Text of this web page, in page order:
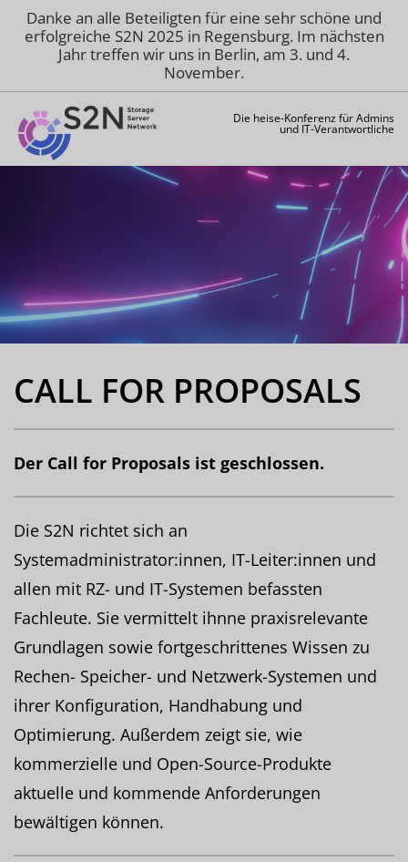
Danke an alle Beteiligten für eine sehr schöne und
erfolgreiche S2N 2025 in Regensburg. Im nächsten
Jahr treffen wir uns in Berlin, am 3. und 4.
November.
Die heise-Konferenz für Admins
und IT-Verantwortliche
CALL FOR PROPOSALS
Der Call for Proposals ist geschlossen.
Die S2N richtet sich an
Systemadministrator:innen, IT-Leiter:innen und
allen mit RZ- und IT-Systemen befassten
Fachleute. Sie vermittelt ihnne praxisrelevante
Grundlagen sowie fortgeschrittenes Wissen zu
Rechen- Speicher- und Netzwerk-Systemen und
ihrer Konfiguration, Handhabung und
Optimierung. Außerdem zeigt sie, wie
kommerzielle und Open-Source-Produkte
aktuelle und kommende Anforderungen
bewältigen können.